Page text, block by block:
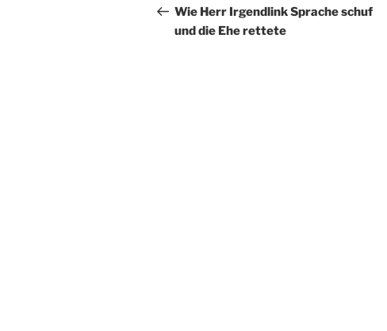
Beitrag
Wie Herr Irgendlink Sprache schuf
und die Ehe rettete